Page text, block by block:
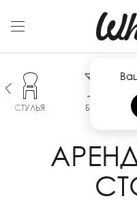
СТУЛЬЯ БАР